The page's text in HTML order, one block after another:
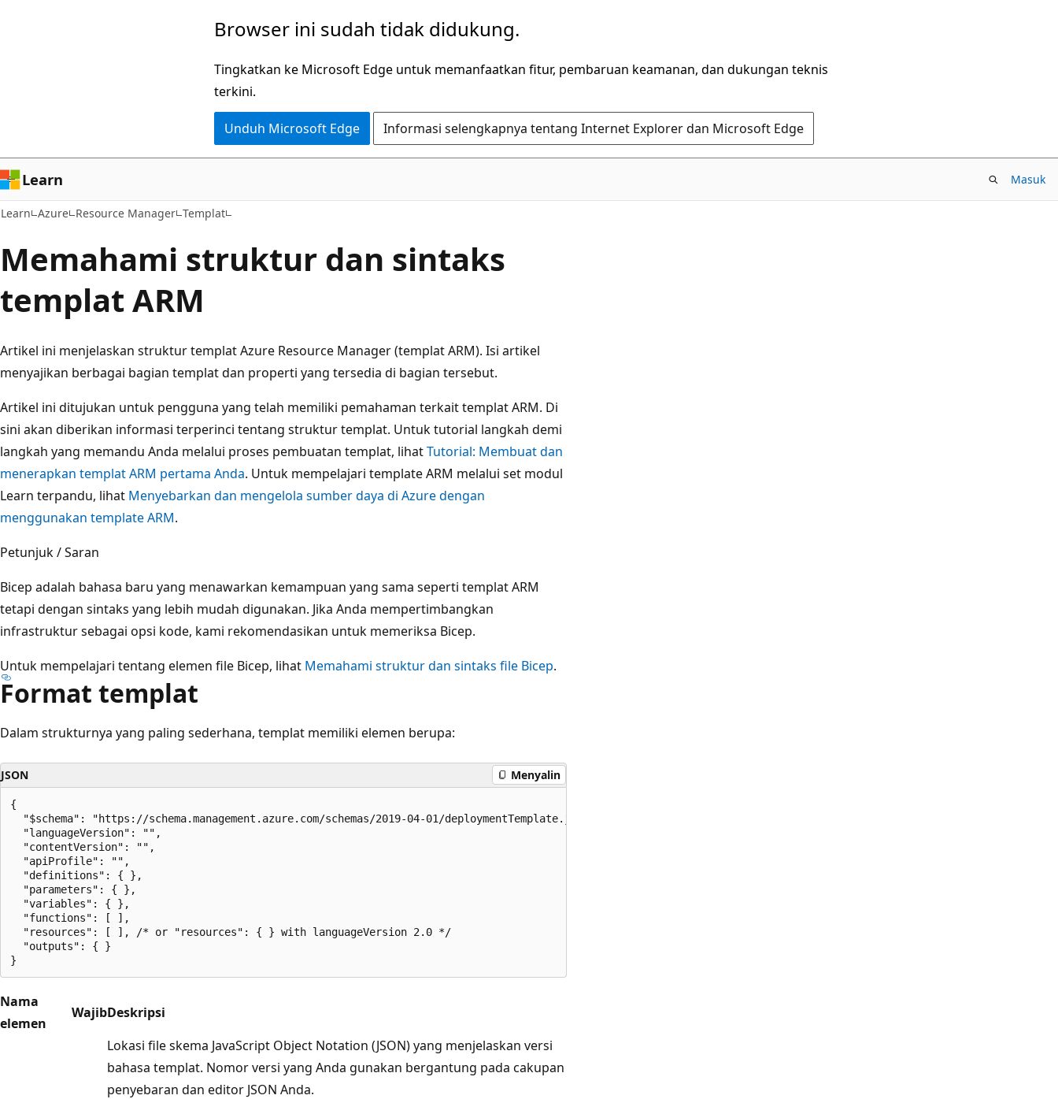
Browser ini sudah tidak didukung.
Tingkatkan ke Microsoft Edge untuk memanfaatkan fitur, pembaruan keamanan, dan dukungan teknis
terkini.
Unduh Microsoft Edge Informasi selengkapnya tentang Internet Explorer dan Microsoft Edge
Learn Masuk
Learn Azure Resource Manager Templat
Memahami struktur dan sintaks
templat ARM
Artikel ini menjelaskan struktur templat Azure Resource Manager (templat ARM). Isi artikel
menyajikan berbagai bagian templat dan properti yang tersedia di bagian tersebut.
Artikel ini ditujukan untuk pengguna yang telah memiliki pemahaman terkait templat ARM. Di
sini akan diberikan informasi terperinci tentang struktur templat. Untuk tutorial langkah demi
langkah yang memandu Anda melalui proses pembuatan templat, lihatTutorial: Membuat dan
menerapkan templat ARM pertama Anda. Untuk mempelajari template ARM melalui set modul
Learn terpandu, lihat Menyebarkan dan mengelola sumber daya di Azure dengan
menggunakan template ARM.
Petunjuk / Saran
Bicep adalah bahasa baru yang menawarkan kemampuan yang sama seperti templat ARM
tetapi dengan sintaks yang lebih mudah digunakan. Jika Anda mempertimbangkan
infrastruktur sebagai opsi kode, kami rekomendasikan untuk memeriksa Bicep.
Untuk mempelajari tentang elemen file Bicep, lihat Memahami struktur dan sintaks file Bicep.
Format templat
Dalam strukturnya yang paling sederhana, templat memiliki elemen berupa:
JSON Menyalin
{
  "$schema": "https://schema.management.azure.com/schemas/2019-04-01/deploymentTemplate.json#",
  "languageVersion": "",
  "contentVersion": "",
  "apiProfile": "",
  "definitions": { },
  "parameters": { },
  "variables": { },
  "functions": [ ],
  "resources": [ ], /* or "resources": { } with languageVersion 2.0 */
  "outputs": { }
Nama
elemen
WajibDeskripsi
Lokasi file skema JavaScript Object Notation (JSON) yang menjelaskan versi
bahasa templat. Nomor versi yang Anda gunakan bergantung pada cakupan
penyebaran dan editor JSON Anda.